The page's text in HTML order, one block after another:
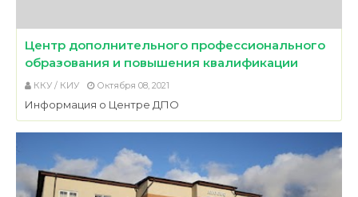
Центр дополнительного профессионального
образования и повышения квалификации
ККУ / КИУ Октября 08, 2021
Информация о Центре ДПО